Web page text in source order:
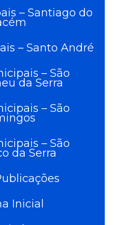
– Santiago do
– Santo André
– São
da Serra
– São
– São
da Serra
Inicial